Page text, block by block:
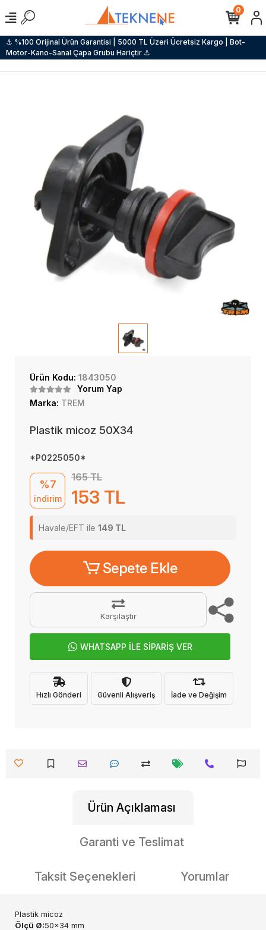
⚓ %100 Orijinal Ürün Garantisi | 5000 TL Üzeri Ücretsiz Kargo | Bot-
Motor-Kano-Sanal Çapa Grubu Hariçtir ⚓
0
Ürün Kodu: 1843050
Yorum Yap
Marka: TREM
Plastik micoz 50X34
*P0225050*
%7
indirim
165 TL
153 TL
Havale/EFT ile 149 TL
Sepete Ekle
Karşılaştır
WHATSAPP İLE SİPARİŞ VER
Hızlı Gönderi Güvenli Alışveriş İade ve Değişim
Ürün Açıklaması
Garanti ve Teslimat
Taksit Seçenekleri Yorumlar
Plastik micoz
Ölçü Ø:50x34 mm